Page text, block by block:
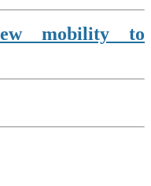
mobility to